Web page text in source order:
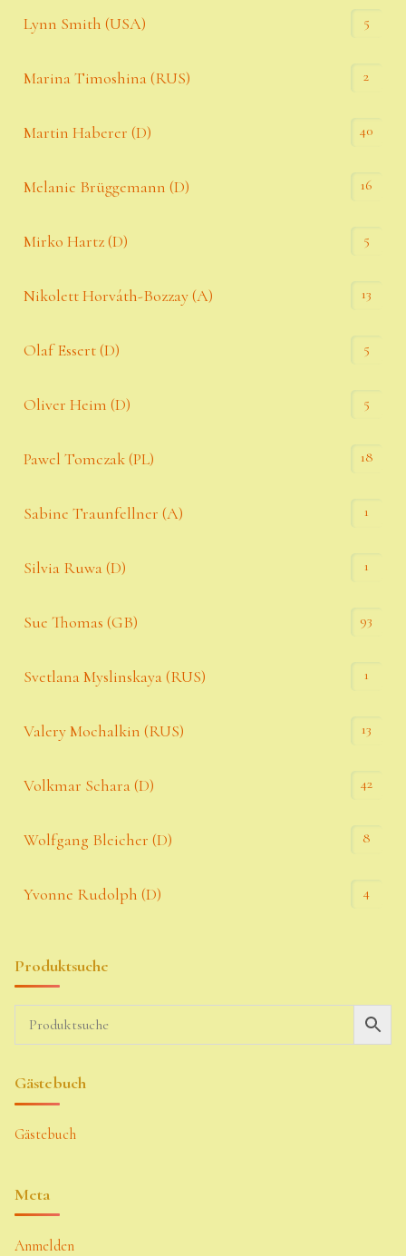
Lynn Smith (USA) 5
Marina Timoshina (RUS) 2
Martin Haberer (D) 40
Melanie Brüggemann (D) 16
Mirko Hartz (D) 5
Nikolett Horváth-Bozzay (A) 13
Olaf Essert (D) 5
Oliver Heim (D) 5
Pawel Tomczak (PL) 18
Sabine Traunfellner (A) 1
Silvia Ruwa (D) 1
Sue Thomas (GB) 93
Svetlana Myslinskaya (RUS) 1
Valery Mochalkin (RUS) 13
Volkmar Schara (D) 42
Wolfgang Bleicher (D) 8
Yvonne Rudolph (D) 4
Produktsuche
Gästebuch
Gästebuch
Meta
Anmelden